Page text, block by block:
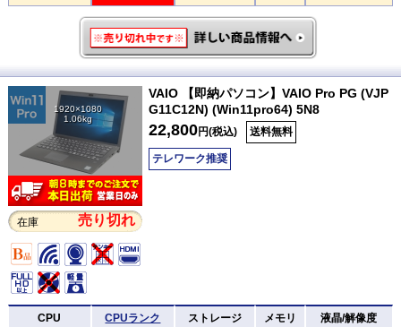
1920×1080
1.06kg
在庫 売り切れ
VAIO 【即納パソコン】VAIO Pro PG (VJP
G11C12N) (Win11pro64) 5N8
22,800円(税込) 送料無料
テレワーク推奨
CPU CPUランク ストレージ メモリ 液晶/解像度